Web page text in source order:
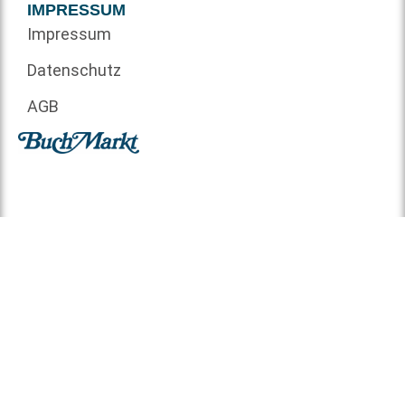
IMPRESSUM
Impressum
Datenschutz
AGB